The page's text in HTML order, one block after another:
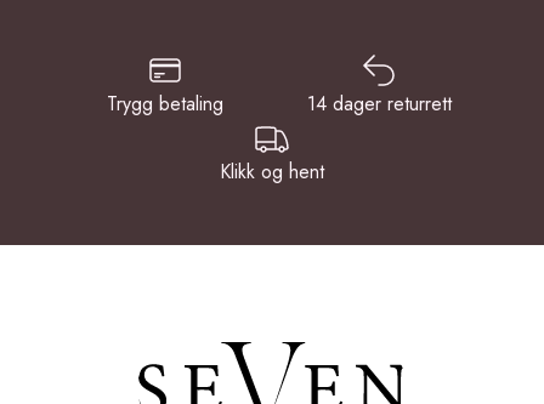
Trygg betaling 14 dager returrett
Klikk og hent